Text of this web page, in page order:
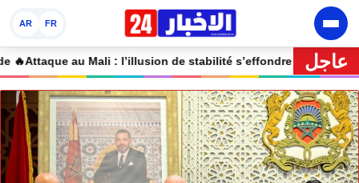
AR FR
عاجل 🔥 Attaque au Mali : l’illusion de stabilité s’effondre